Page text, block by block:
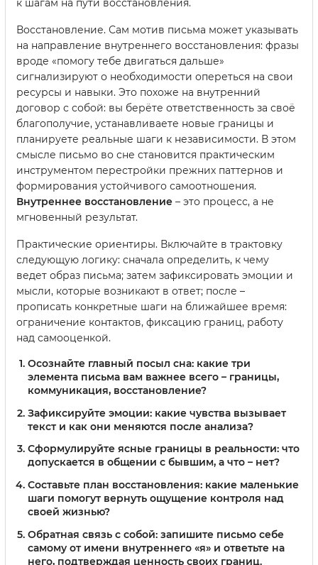
к шагам на пути восстановления.
Восстановление. Сам мотив письма может указывать
на направление внутреннего восстановления: фразы
вроде «помогу тебе двигаться дальше»
сигнализируют о необходимости опереться на свои
ресурсы и навыки. Это похоже на внутренний
договор с собой: вы берёте ответственность за своё
благополучие, устанавливаете новые границы и
планируете реальные шаги к независимости. В этом
смысле письмо во сне становится практическим
инструментом перестройки прежних паттернов и
формирования устойчивого самоотношения.
Внутреннее восстановление – это процесс, а не
мгновенный результат.
Практические ориентиры. Включайте в трактовку
следующую логику: сначала определить, к чему
ведет образ письма; затем зафиксировать эмоции и
мысли, которые возникают в ответ; после –
прописать конкретные шаги на ближайшее время:
ограничение контактов, фиксацию границ, работу
над самооценкой.
Осознайте главный посыл сна: какие три
элемента письма вам важнее всего – границы,
коммуникация, восстановление?
Зафиксируйте эмоции: какие чувства вызывает
текст и как они меняются после анализа?
Сформулируйте ясные границы в реальности: что
допускается в общении с бывшим, а что – нет?
Составьте план восстановления: какие маленькие
шаги помогут вернуть ощущение контроля над
своей жизнью?
Обратная связь с собой: запишите письмо себе
самому от имени внутреннего «я» и ответьте на
него, подтверждая ценность своих границ.